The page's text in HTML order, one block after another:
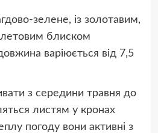
зелене, із золотавим,
блиском
варіюється від 7,5
з середини травня до
листям у кронах
погоду вони активні з